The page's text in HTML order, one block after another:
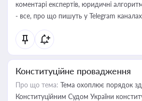
коментарі експертів, юридичні
- все, про що пишуть у Telegram
Конституційне провадження
Про що тема: Тема охоплює порядок
Конституційним Судом України